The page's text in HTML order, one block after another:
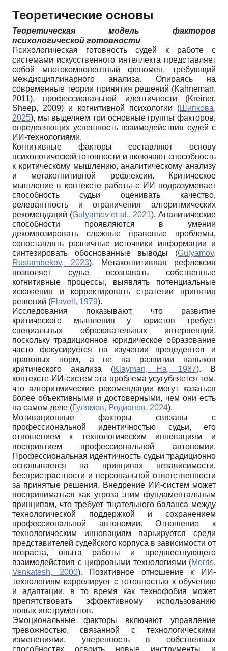
Теоретические основы
Теоретическая модель факторов
психологической готовности
Психологическая готовность судей к работе с
системами искусственного интеллекта представляет
собой многокомпонентный феномен, требующий
междисциплинарного анализа. Опираясь на
современные теории принятия решений (Kahneman,
2011), профессиональной идентичности (Kreiner,
Sheep, 2009) и когнитивной психологии (Шипкова,
2025), мы выделяем три основные группы факторов,
определяющих успешность взаимодействия судей с
ИИ-технологиями.
Когнитивные факторы составляют основу
психологической готовности и включают способность
к критическому мышлению, аналитическому анализу
и метакогнитивной рефлексии. Критическое
мышление в контексте работы с ИИ подразумевает
способность судьи оценивать качество,
релевантность и ограничения алгоритмических
рекомендаций (Gulyamov et al., 2021). Аналитические
способности проявляются в умении
декомпозировать сложные правовые проблемы,
сопоставлять различные источники информации и
синтезировать обоснованные выводы (Gulyamov,
Rustambekov, 2023). Метакогнитивная рефлексия
позволяет судье осознавать собственные
когнитивные процессы, выявлять потенциальные
искажения и корректировать стратегии принятия
решений (Flavell, 1979).
Исследования показывают, что развитие
критического мышления у юристов требует
специальных образовательных интервенций,
поскольку традиционное юридическое образование
часто фокусируется на изучении прецедентов и
правовых норм, а не на развитии навыков
критического анализа (Klayman, Ha, 1987). В
контексте ИИ-систем эта проблема усугубляется тем,
что алгоритмические рекомендации могут казаться
более объективными и достоверными, чем они есть
на самом деле (Гулямов, Родионов, 2024).
Мотивационные факторы связаны с
профессиональной идентичностью судьи, его
отношением к технологическим инновациям и
восприятием профессиональной автономии.
Профессиональная идентичность судьи традиционно
основывается на принципах независимости,
беспристрастности и персональной ответственности
за принятые решения. Внедрение ИИ-систем может
восприниматься как угроза этим фундаментальным
принципам, что требует тщательного баланса между
технологической поддержкой и сохранением
профессиональной автономии. Отношение к
технологическим инновациям варьируется среди
представителей судейского корпуса в зависимости от
возраста, опыта работы и предшествующего
взаимодействия с цифровыми технологиями (Morris,
Venkatesh, 2000). Позитивное отношение к ИИ-
технологиям коррелирует с готовностью к обучению
и адаптации, в то время как технофобия может
препятствовать эффективному использованию
новых инструментов.
Эмоциональные факторы включают управление
тревожностью, связанной с технологическими
изменениями, уверенность в собственных